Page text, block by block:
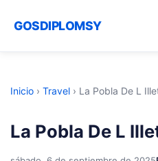
GOSDIPLOMSY
Inicio › Travel › La Pobla De L
La Pobla De L